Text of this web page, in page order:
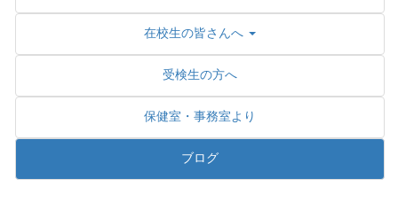
在校生の皆さんへ
受検生の方へ
保健室・事務室より
ブログ